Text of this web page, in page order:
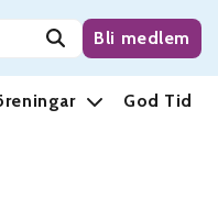
Bli medlem
God Tid